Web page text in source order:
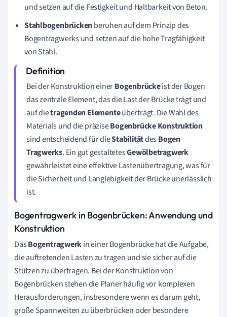
und setzen auf die Festigkeit und Haltbarkeit von Beton.
Stahlbogenbrückenberuhen auf dem Prinzip des
Bogentragwerks und setzen auf die hohe Tragfähigkeit
von Stahl.
Bei der Konstruktion einerBogenbrückeist der Bogen
das zentrale Element, das die Last der Brücke trägt und
auf dietragenden Elementeüberträgt. Die Wahl des
Materials und die präziseBogenbrücke Konstruktion
sind entscheidend für dieStabilitätdesBogen
Tragwerks. Ein gut gestaltetesGewölbetragwerk
gewährleistet eine effektive Lastenübertragung, was für
die Sicherheit und Langlebigkeit der Brücke unerlässlich
ist.
Bogentragwerk in Bogenbrücken: Anwendung und
Konstruktion
DasBogentragwerkin einer Bogenbrücke hat die Aufgabe,
die auftretenden Lasten zu tragen und sie sicher auf die
Stützen zu übertragen. Bei der Konstruktion von
Bogenbrücken stehen die Planer häufig vor komplexen
Herausforderungen, insbesondere wenn es darum geht,
große Spannweiten zu überbrücken oder besondere